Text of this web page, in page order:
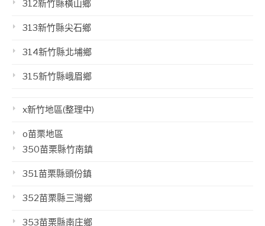
312新竹縣橫山鄉
313新竹縣尖石鄉
314新竹縣北埔鄉
315新竹縣峨眉鄉
x新竹地區(整理中)
o苗栗地區
350苗栗縣竹南鎮
351苗栗縣頭份鎮
352苗栗縣三灣鄉
353苗栗縣南庄鄉